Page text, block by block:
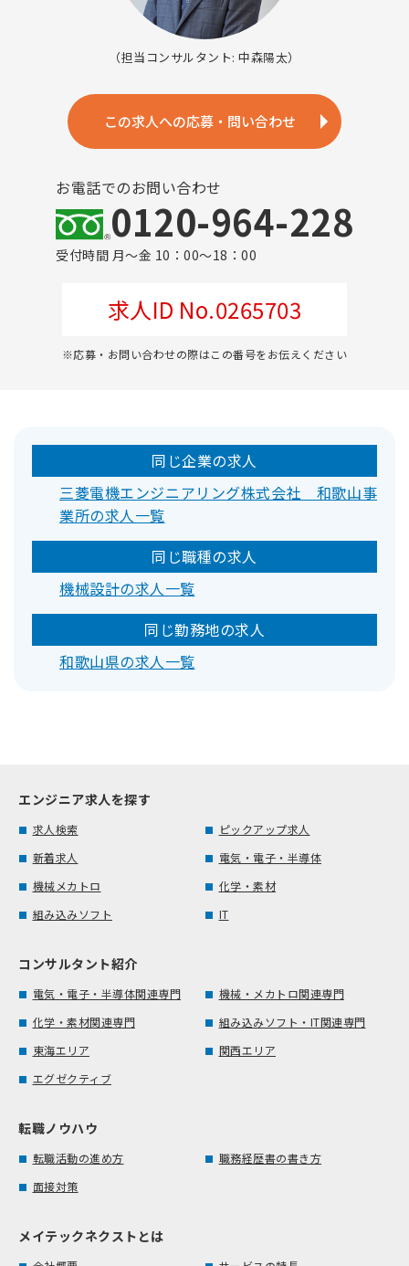
（担当コンサルタント: 中森陽太）
この求人への応募・問い合わせ
お電話でのお問い合わせ
0120-964-228
受付時間 月～金 10：00～18：00
求人ID No.0265703
※応募・お問い合わせの際はこの番号をお伝えください
同じ企業の求人
三菱電機エンジニアリング株式会社 和歌山事
業所の求人一覧
同じ職種の求人
機械設計の求人一覧
同じ勤務地の求人
和歌山県の求人一覧
エンジニア求人を探す
求人検索
ピックアップ求人
新着求人
電気・電子・半導体
機械メカトロ
化学・素材
組み込みソフト
IT
コンサルタント紹介
電気・電子・半導体関連専門
機械・メカトロ関連専門
化学・素材関連専門
組み込みソフト・IT関連専門
東海エリア
関西エリア
エグゼクティブ
転職ノウハウ
転職活動の進め方
職務経歴書の書き方
面接対策
メイテックネクストとは